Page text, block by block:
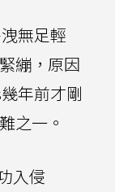
無足輕
繃，原因
年前才剛
之一。
入侵